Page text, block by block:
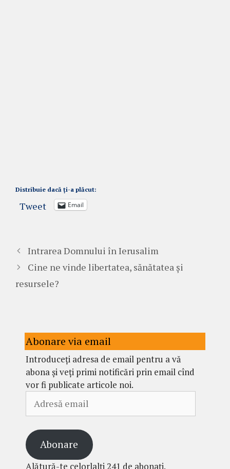
Distribuie dacă ți-a plăcut:
Tweet Email
Intrarea Domnului în Ierusalim
Cine ne vinde libertatea, sănătatea și
resursele?
Abonare via email
Introduceți adresa de email pentru a vă
abona și veți primi notificări prin email cînd
vor fi publicate articole noi.
email
Abonare
Alătură-te celorlalți 241 de abonați.